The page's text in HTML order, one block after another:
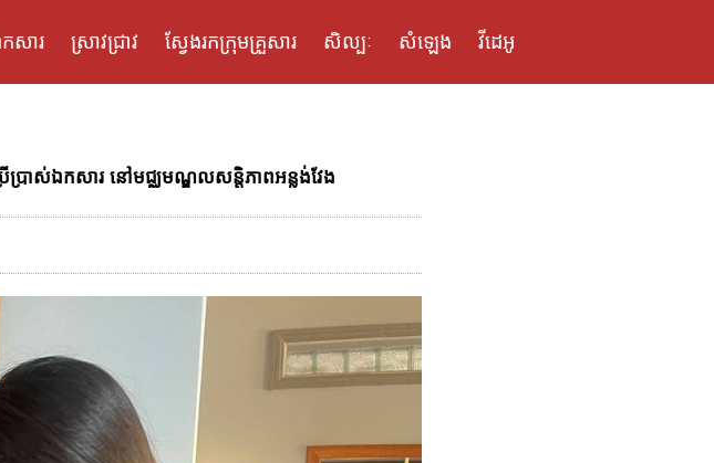
សារ ស្រាវជ្រាវ ស្វែងរកក្រុមគ្រួសារ សិល្បៈ សំឡេង វីដេអូ
រាស់ឯកសារ នៅមជ្ឈមណ្ឌលសន្តិភាពអន្លង់វែង